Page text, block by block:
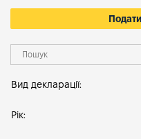
Вид декларації:
Рік: